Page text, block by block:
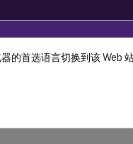
器动态翻译。
的首选语言切换到该 Web